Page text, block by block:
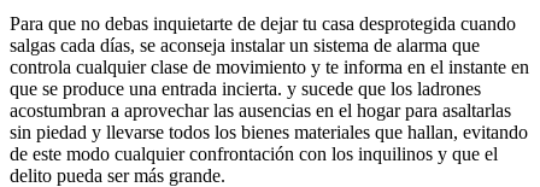
Para que no debas inquietarte de dejar tu casa desprotegida cuando
salgas cada días, se aconseja instalar un sistema de alarma que
controla cualquier clase de movimiento y te informa en el instante en
que se produce una entrada incierta. y sucede que los ladrones
acostumbran a aprovechar las ausencias en el hogar para asaltarlas
sin piedad y llevarse todos los bienes materiales que hallan, evitando
de este modo cualquier confrontación con los inquilinos y que el
delito pueda ser más grande.